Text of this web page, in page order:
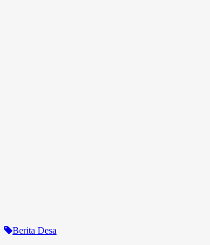
Berita Desa